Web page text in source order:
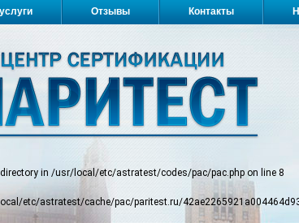
Отзывы Контакты
in /usr/local/etc/astratest/codes/pac/pac.php on line 8
etc/astratest/cache/pac/paritest.ru/